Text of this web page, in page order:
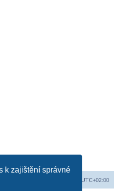
k zajištění správné
UTC+02:00